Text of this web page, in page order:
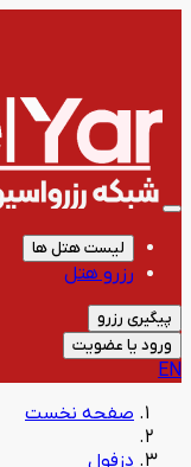
لیست هتل ها
رزرو هتل
پیگیری رزرو
ورود یا عضویت
EN
صفحه نخست
دزفول